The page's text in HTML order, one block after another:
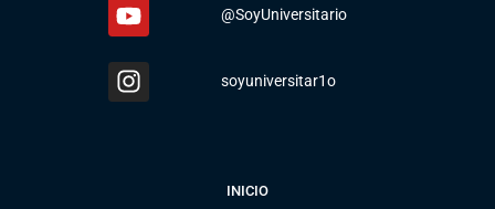
@SoyUniversitario
soyuniversitar1o
INICIO